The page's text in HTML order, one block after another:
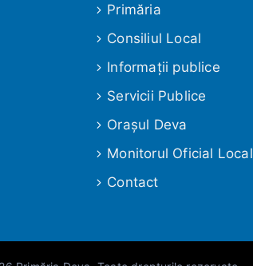
Primăria
Consiliul Local
Informaţii publice
Servicii Publice
Oraşul Deva
Monitorul Oficial Local
Contact